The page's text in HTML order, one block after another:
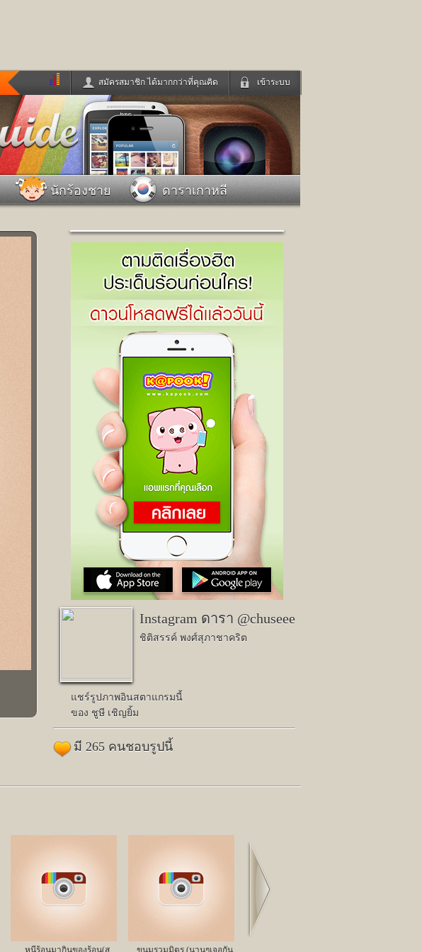
เข้าระบบ
สมัครสมาชิก ได้มากกว่าที่คุณคิด
ข่าวดารา
ดูทีวี
ฟังเพลง
ฟังวิทยุออนไลน์
แชทหมากฮอส
Glitter
แต่งงาน
แม่และเด็ก
สุขภาพ
สัตว์เลี้ยง
บ้านและการตกแต่ง
ท่องเที่ยว
Facebook
เข้าระบบด้วย User Kapook
Email
Password
เข้าระบบด้วย Facebook
นักร้องชาย
ดาราเกาหลี
Instagram ดารา @chuseee
ชิติสรรค์ พงศ์สุภาชาคริต
แชร์รูปภาพอินสตาแกรมนี้
ของ ชูษี เชิญยิ้ม
มี 265 คนชอบรูปนี้
หนีร้อนมากินของร้อน(สุ ขนมรวมมิตร.(นานๆเจอกัน